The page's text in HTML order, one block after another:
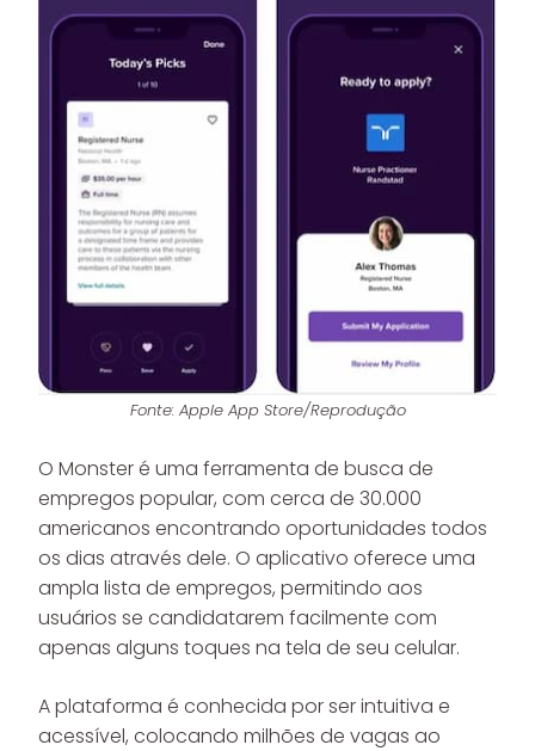
Fonte: Apple App Store/Reprodução
O Monster é uma ferramenta de busca de
empregos popular, com cerca de 30.000
americanos encontrando oportunidades todos
os dias através dele. O aplicativo oferece uma
ampla lista de empregos, permitindo aos
usuários se candidatarem facilmente com
apenas alguns toques na tela de seu celular.
A plataforma é conhecida por ser intuitiva e
acessível, colocando milhões de vagas ao